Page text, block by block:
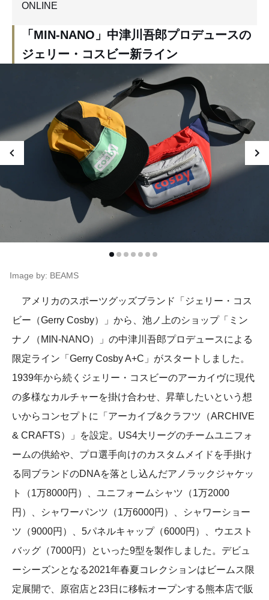
ONLINE
「MIN-NANO」中津川吾郎プロデュースの
ジェリー・コスビー新ライン
Image by: BEAMS
アメリカのスポーツグッズブランド「ジェリー・コス
ビー（Gerry Cosby）」から、池ノ上のショップ「ミン
ナノ（MIN-NANO）」の中津川吾郎プロデュースによる
限定ライン「Gerry Cosby A+C」がスタートしました。
1939年から続くジェリー・コスビーのアーカイヴに現代
の多様なカルチャーを掛け合わせ、昇華したいという想
いからコンセプトに「アーカイブ&クラフツ（ARCHIVE
& CRAFTS）」を設定。US4大リーグのチームユニフォ
ームの供給や、プロ選手向けのカスタムメイドを手掛け
る同ブランドのDNAを落とし込んだアノラックジャケッ
ト（1万8000円）、ユニフォームシャツ（1万2000
円）、シャワーパンツ（1万6000円）、シャワーショー
ツ（9000円）、5パネルキャップ（6000円）、ウエスト
バッグ（7000円）といった9型を製作しました。デビュ
ーシーズンとなる2021年春夏コレクションはビームス限
定展開で、原宿店と23日に移転オープンする熊本店で販